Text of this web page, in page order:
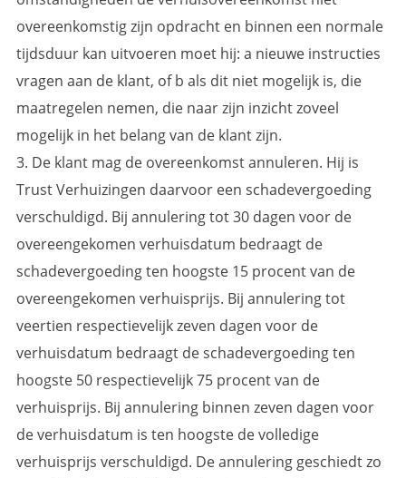
overeenkomstig zijn opdracht en binnen een normale
tijdsduur kan uitvoeren moet hij: a nieuwe instructies
vragen aan de klant, of b als dit niet mogelijk is, die
maatregelen nemen, die naar zijn inzicht zoveel
mogelijk in het belang van de klant zijn.
3. De klant mag de overeenkomst annuleren. Hij is
Trust Verhuizingen daarvoor een schadevergoeding
verschuldigd. Bij annulering tot 30 dagen voor de
overeengekomen verhuisdatum bedraagt de
schadevergoeding ten hoogste 15 procent van de
overeengekomen verhuisprijs. Bij annulering tot
veertien respectievelijk zeven dagen voor de
verhuisdatum bedraagt de schadevergoeding ten
hoogste 50 respectievelijk 75 procent van de
verhuisprijs. Bij annulering binnen zeven dagen voor
de verhuisdatum is ten hoogste de volledige
verhuisprijs verschuldigd. De annulering geschiedt zo